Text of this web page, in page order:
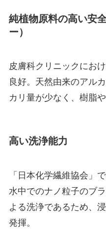
純植物原料の高い安
ー）
皮膚科クリニックにお
良好。天然由来のアル
カリ量が少なく、樹脂
高い洗浄能力
「日本化学繊維協会」
水中でのナノ粒子のブ
よる洗浄であるため、
発揮。